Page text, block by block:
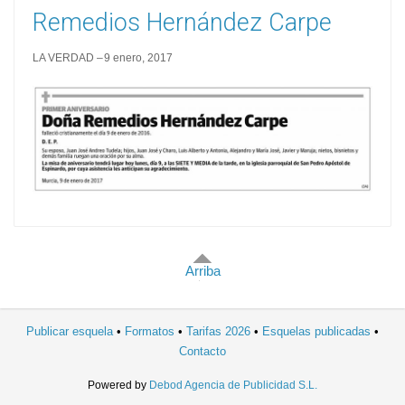
Remedios Hernández Carpe
LA VERDAD 9 enero, 2017
Arriba
Publicar esquela Formatos Tarifas 2026
Esquelas publicadas
Contacto
Powered by Debod Agencia de Publicidad S.L.